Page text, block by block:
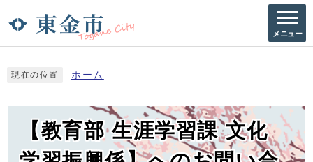
メニュー
現在の位置 ホーム
【教育部 生涯学習課 文化